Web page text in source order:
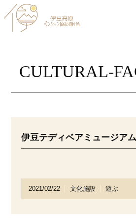
CULTURAL-
伊豆テディベアミュージアム
2021/02/22 文化施設 遊ぶ